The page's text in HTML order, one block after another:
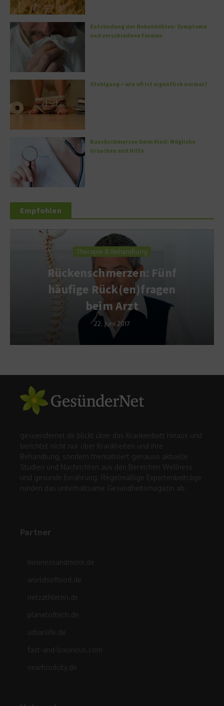
Entzündung der Nebenhöhlen: Symptome
und verschiedene Formen
Stuhlgang – wie oft ist eigentlich normal?
Bauchschmerzen beim Kind: Mögliche
Ursachen und Hilfe
Empfohlen
Therapie & Behandlung
Rückenschmerzen: Fünf
häufige Rück(en)fragen
beim Arzt
22. Juni 2017
gesuendernet.de blickt über das Krankenbett hinaus und
berichtet nicht nur über Krankheiten und ihre
Behandlung, sondern thematisiert genauso aktuelle
Studien und Nachrichten aus den Bereichen Wellness
und gesunde Ernährung. Regelmäßige Expertenbeiträge
runden das unterhaltsame Gesundheitsmagazin ab.
Partner
businessandmore.de
worldsoffood.de
netzathleten.de
planetoftech.de
urbanlife.de
fast-and-luxurious.com
newfoodcity.de